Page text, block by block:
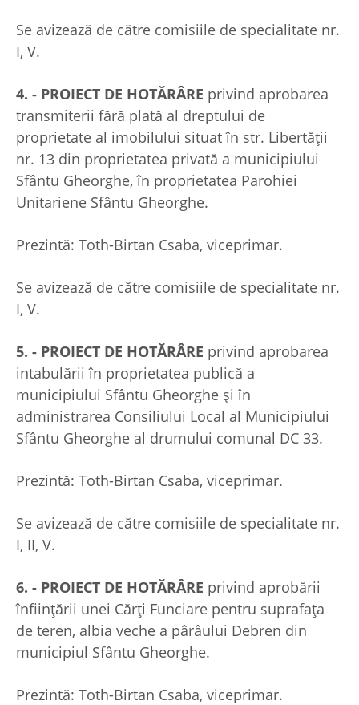
Se avizează de către comisiile de specialitate nr.
I, V.
4. - PROIECT DE HOTĂRÂRE privind aprobarea
transmiterii fără plată al dreptului de
proprietate al imobilului situat în str. Libertății
nr. 13 din proprietatea privată a municipiului
Sfântu Gheorghe, în proprietatea Parohiei
Unitariene Sfântu Gheorghe.
Prezintă: Toth-Birtan Csaba, viceprimar.
Se avizează de către comisiile de specialitate nr.
I, V.
5. - PROIECT DE HOTĂRÂRE privind aprobarea
intabulării în proprietatea publică a
municipiului Sfântu Gheorghe şi în
administrarea Consiliului Local al Municipiului
Sfântu Gheorghe al drumului comunal DC 33.
Prezintă: Toth-Birtan Csaba, viceprimar.
Se avizează de către comisiile de specialitate nr.
I, II, V.
6. - PROIECT DE HOTĂRÂRE privind aprobării
înființării unei Cărți Funciare pentru suprafața
de teren, albia veche a pârâului Debren din
municipiul Sfântu Gheorghe.
Prezintă: Toth-Birtan Csaba, viceprimar.